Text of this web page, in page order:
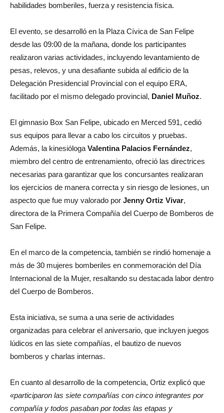
habilidades bomberiles, fuerza y resistencia física.
El evento, se desarrolló en la Plaza Cívica de San Felipe
desde las 09:00 de la mañana, donde los participantes
realizaron varias actividades, incluyendo levantamiento de
pesas, relevos, y una desafiante subida al edificio de la
Delegación Presidencial Provincial con el equipo ERA,
facilitado por el mismo delegado provincial, Daniel Muñoz.
El gimnasio Box San Felipe, ubicado en Merced 591, cedió
sus equipos para llevar a cabo los circuitos y pruebas.
Además, la kinesióloga Valentina Palacios Fernández,
miembro del centro de entrenamiento, ofreció las directrices
necesarias para garantizar que los concursantes realizaran
los ejercicios de manera correcta y sin riesgo de lesiones, un
aspecto que fue muy valorado por Jenny Ortiz Vivar,
directora de la Primera Compañía del Cuerpo de Bomberos de
San Felipe.
En el marco de la competencia, también se rindió homenaje a
más de 30 mujeres bomberiles en conmemoración del Día
Internacional de la Mujer, resaltando su destacada labor dentro
del Cuerpo de Bomberos.
Esta iniciativa, se suma a una serie de actividades
organizadas para celebrar el aniversario, que incluyen juegos
lúdicos en las siete compañías, el bautizo de nuevos
bomberos y charlas internas.
En cuanto al desarrollo de la competencia, Ortiz explicó que
«participaron las siete compañías con cinco integrantes por
compañía y todos pasaban por todas las etapas y